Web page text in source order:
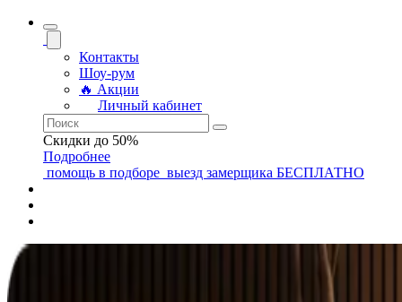
Контакты
Шоу-рум
🔥 Акции
Личный кабинет
Скидки до 50%
Подробнее
помощь в подборе выезд замерщика БЕСПЛАТНО